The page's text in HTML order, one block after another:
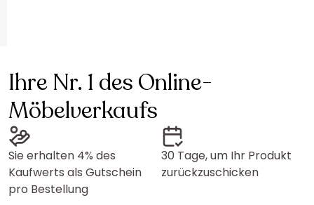
Ihre Nr. 1 des Online-
Möbelverkaufs
Sie erhalten 4% des
Kaufwerts als Gutschein
pro Bestellung
30 Tage, um Ihr Produkt
zurückzuschicken